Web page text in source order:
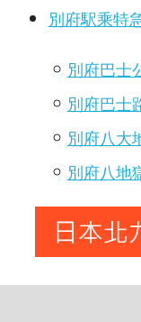
別府駅乘特
別府巴士
別府巴士
別府八大
別府八地